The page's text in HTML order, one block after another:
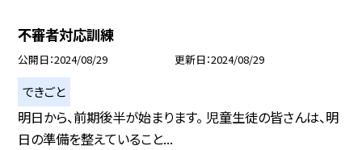
不審者対応訓練
公開日 2024/08/29 更新日 2024/08/29
できごと
明日から、前期後半が始まります。 児童生徒の皆さんは、明
日の準備を整えていること...